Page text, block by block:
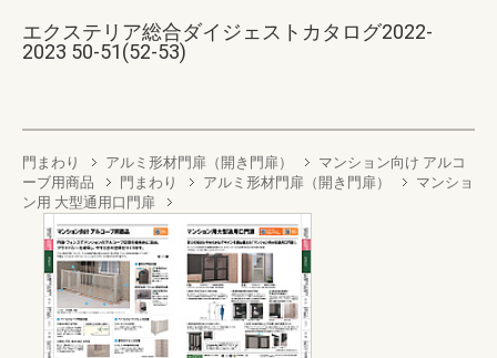
エクステリア総合ダイジェストカタログ2022-
2023 50-51(52-53)
門まわり アルミ形材門扉（開き門扉）
マンション向け アルコ
ーブ用商品
門まわり アルミ形材門扉（開き門扉）
マンショ
ン用 大型通用口門扉